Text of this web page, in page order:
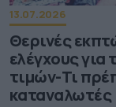
13.07.2026
Θερινές
ελέγχους για
τιμών-Τι
καταναλωτές